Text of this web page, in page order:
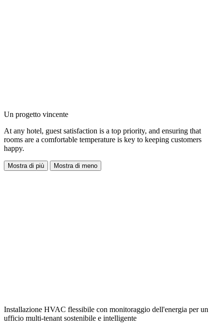
Un progetto vincente
At any hotel, guest satisfaction is a top priority, and ensuring that
rooms are a comfortable temperature is key to keeping customers
happy.
Mostra di più Mostra di meno
Installazione HVAC flessibile con monitoraggio dell'energia per un
ufficio multi-tenant sostenibile e intelligente